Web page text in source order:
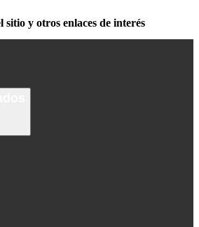
sitio y otros enlaces de interés